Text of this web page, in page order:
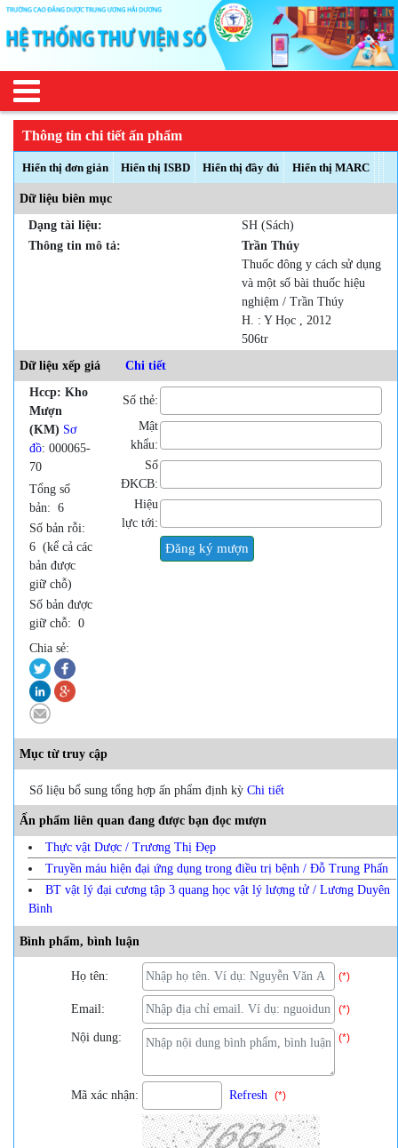
Thông tin chi tiết ấn phẩm
Hiển thị đơn giản Hiển thị ISBD Hiển thị đầy đủ Hiển thị MARC
Dữ liệu biên mục
Dạng tài liệu:
SH (Sách)
Thông tin mô tả:
Trần Thúy
Thuốc đông y cách sử dụng
và một số bài thuốc hiệu
nghiệm / Trần Thúy
H. : Y Học , 2012
506tr
Dữ liệu xếp giá
Chi tiết
Hccp: Kho
Mượn
(KM) Sơ
đồ: 000065-
70
Tổng số
bản: 6
Số bản rỗi:
6 (kể cả các
bản được
giữ chỗ)
Số bản được
giữ chỗ: 0
Chia sẻ:
Số thẻ:
Mật
khẩu:
Số
ĐKCB:
Hiệu
lực tới:
Mục từ truy cập
Số liệu bổ sung tổng hợp ấn phẩm định kỳ Chi tiết
Ấn phẩm liên quan đang được bạn đọc mượn
Thực vật Dược / Trương Thị Đẹp
Truyền máu hiện đại ứng dụng trong điều trị bệnh / Đỗ Trung Phấn
BT vật lý đại cương tập 3 quang học vật lý lượng tử / Lương Duyên
Bình
Bình phẩm, bình luận
Họ tên: (*)
Email: (*)
Nội dung: (*)
Mã xác nhận: Refresh (*)